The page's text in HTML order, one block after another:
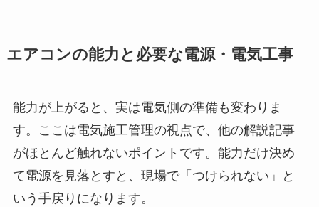
エアコンの能力と必要な電源・電気工事
能力が上がると、実は電気側の準備も変わりま
す。ここは電気施工管理の視点で、他の解説記事
がほとんど触れないポイントです。能力だけ決め
て電源を見落とすと、現場で「つけられない」と
いう手戻りになります。